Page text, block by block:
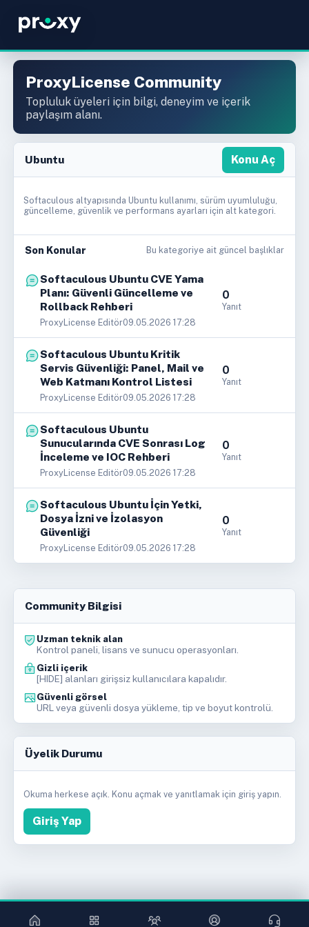
ProxyLicense Community
Topluluk üyeleri için bilgi, deneyim ve içerik
paylaşım alanı.
Ubuntu Konu Aç
Softaculous altyapısında Ubuntu kullanımı, sürüm uyumluluğu,
güncelleme, güvenlik ve performans ayarları için alt kategori.
Son Konular Bu kategoriye ait güncel başlıklar
Softaculous Ubuntu CVE Yama
Planı: Güvenli Güncelleme ve
Rollback Rehberi
ProxyLicense Editör09.05.2026 17:28
0
Yanıt
Softaculous Ubuntu Kritik
Servis Güvenliği: Panel, Mail ve
Web Katmanı Kontrol Listesi
ProxyLicense Editör09.05.2026 17:28
0
Yanıt
Softaculous Ubuntu
Sunucularında CVE Sonrası Log
İnceleme ve IOC Rehberi
ProxyLicense Editör09.05.2026 17:28
0
Yanıt
Softaculous Ubuntu İçin Yetki,
Dosya İzni ve İzolasyon
Güvenliği
ProxyLicense Editör09.05.2026 17:28
0
Yanıt
Community Bilgisi
Uzman teknik alan
Kontrol paneli, lisans ve sunucu operasyonları.
Gizli içerik
[HIDE] alanları girişsiz kullanıcılara kapalıdır.
Güvenli görsel
URL veya güvenli dosya yükleme, tip ve boyut kontrolü.
Üyelik Durumu
Okuma herkese açık. Konu açmak ve yanıtlamak için giriş yapın.
Giriş Yap